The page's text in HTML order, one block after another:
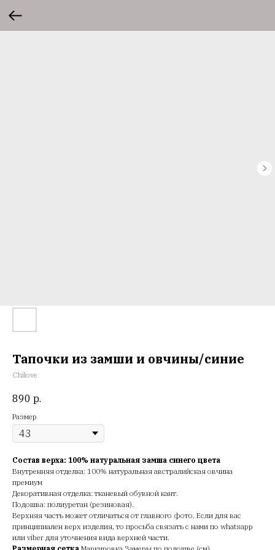
Тапочки из замши и овчины/синие
Chilove
890 р.
Размер
Состав верха: 100% натуральная замша синего цвета
Внутренняя отделка: 100% натуральная австралийская овчина
премиум
Декоративная отделка: тканевый обувной кант.
Подошва: полиуретан (резиновая).
Верхняя часть может отличаться от главного фото. Если для вас
принципиален верх изделия, то просьба связать с нами по whatsapp
или viber для уточнения вида верхней части.